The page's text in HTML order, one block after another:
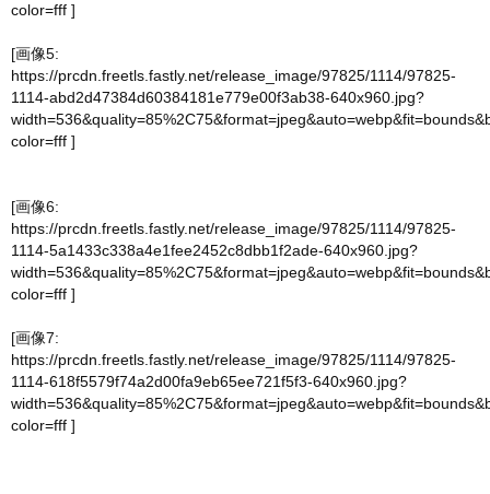
color=fff ]
[画像5:
https://prcdn.freetls.fastly.net/release_image/97825/1114/97825-
1114-abd2d47384d60384181e779e00f3ab38-640x960.jpg?
color=fff ]
[画像6:
https://prcdn.freetls.fastly.net/release_image/97825/1114/97825-
1114-5a1433c338a4e1fee2452c8dbb1f2ade-640x960.jpg?
color=fff ]
[画像7:
https://prcdn.freetls.fastly.net/release_image/97825/1114/97825-
1114-618f5579f74a2d00fa9eb65ee721f5f3-640x960.jpg?
color=fff ]